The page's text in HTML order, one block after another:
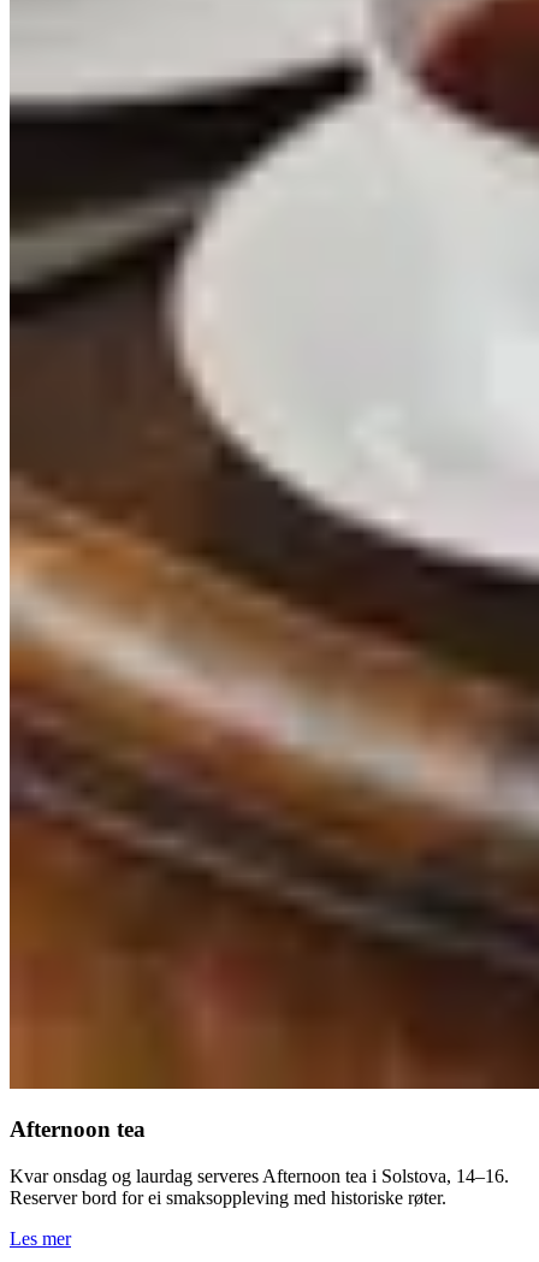
Afternoon tea
Kvar onsdag og laurdag serveres Afternoon tea i Solstova, 14–16.
Reserver bord for ei smaksoppleving med historiske røter.
Les mer